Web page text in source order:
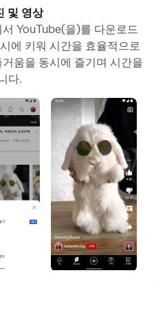
로 앱을 이용하는 것이 화
니다. 동시에 기기의 배터리
니다.
능을 통해 컴퓨터에서 여러
지, 비디오 및 파일을 공유
로드하고 실행하여 큰 화
기세요!
공식 YouTube 앱을 다운로
디오에서부터 게임, 패션,
전 세계의 인기 동영상을
널을 구독하고 직접 콘텐츠
및 영상
YouTube(을)를 다운로드
에 키워 시간을 효율적으로
움을 동시에 즐기며 시간을
다.